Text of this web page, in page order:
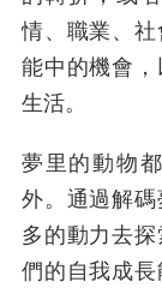
情、職業、
能中的機會
生活。
夢里的動物
外。通過解
多的動力去
們的自我成